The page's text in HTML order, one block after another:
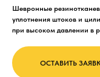
Шевронные
уплотнения штоков и
при высоком давлении в
ОСТАВИТЬ